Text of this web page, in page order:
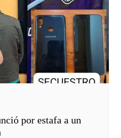
por estafa a un